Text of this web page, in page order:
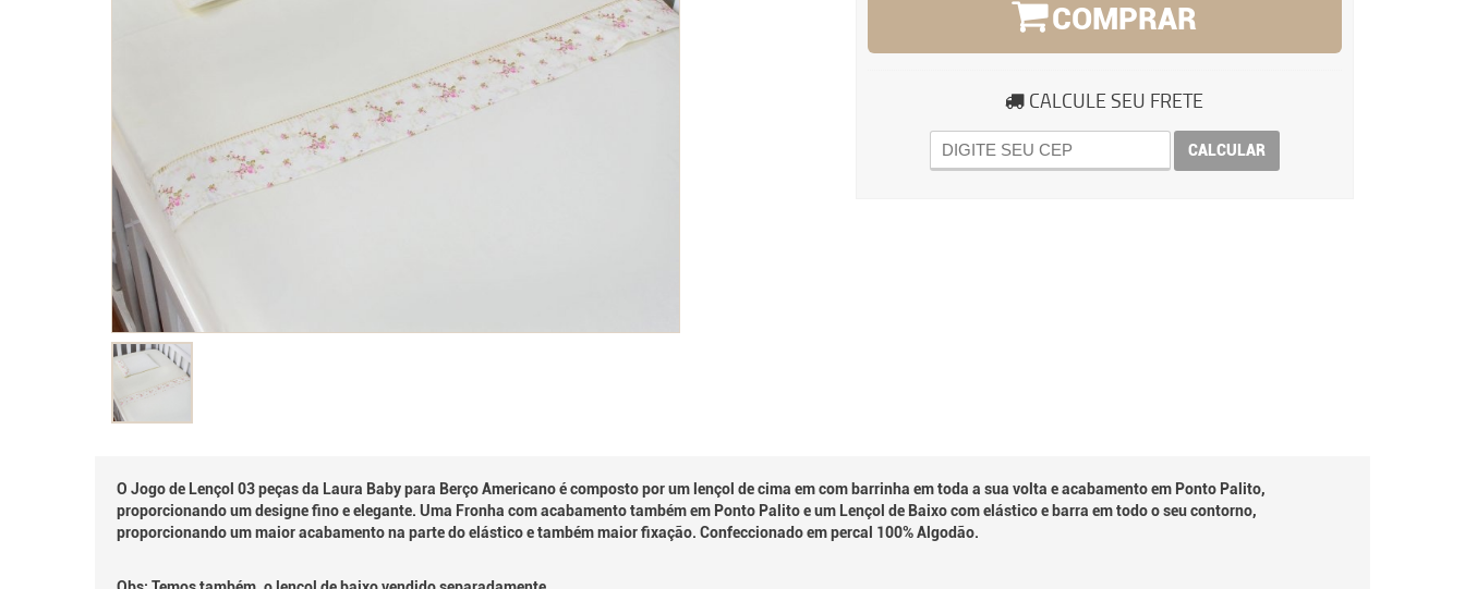
COMPRAR
CALCULE SEU FRETE
CALCULAR
O Jogo de Lençol 03 peças da Laura Baby para Berço Americano é composto por um lençol de cima em com barrinha em toda a sua volta e acabamento em Ponto Palito,
proporcionando um designe fino e elegante. Uma Fronha com acabamento também em Ponto Palito e um Lençol de Baixo com elástico e barra em todo o seu contorno,
proporcionando um maior acabamento na parte do elástico e também maior fixação. Confeccionado em percal 100% Algodão.